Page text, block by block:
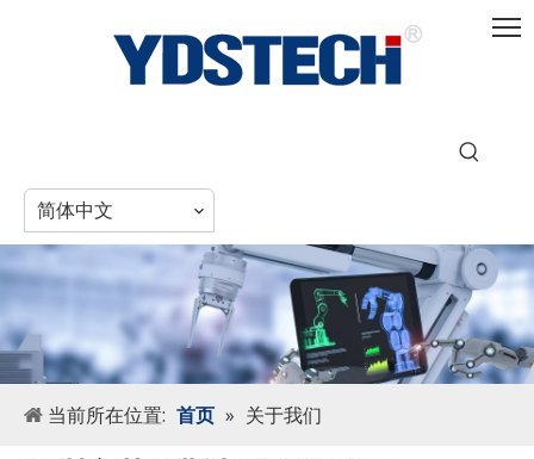
简体中文
当前所在位置: 首页 » 关于我们